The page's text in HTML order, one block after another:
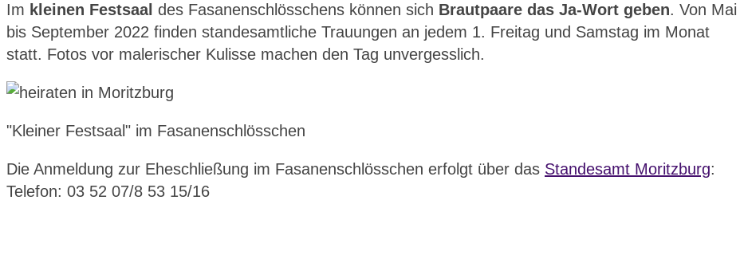
Im kleinen Festsaal des Fasanenschlösschens können sich Brautpaare das Ja-Wort geben. Von Mai
bis September 2022 finden standesamtliche Trauungen an jedem 1. Freitag und Samstag im Monat
statt. Fotos vor malerischer Kulisse machen den Tag unvergesslich.
"Kleiner Festsaal" im Fasanenschlösschen
Die Anmeldung zur Eheschließung im Fasanenschlösschen erfolgt über das Standesamt Moritzburg:
Telefon: 03 52 07/8 53 15/16